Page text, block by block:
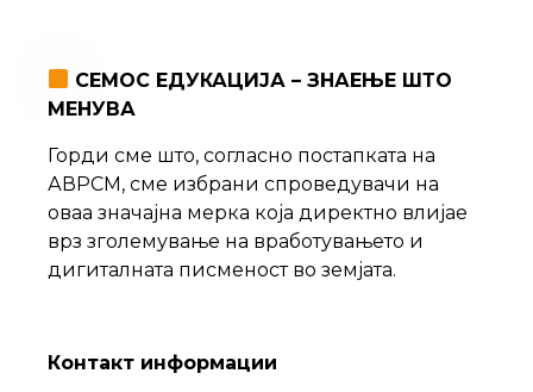
СЕМОС ЕДУКАЦИЈА – ЗНАЕЊЕ ШТО
МЕНУВА
Горди сме што, согласно постапката на
АВРСМ, сме избрани спроведувачи на
оваа значајна мерка која директно влијае
врз зголемување на вработувањето и
дигиталната писменост во земјата.
Контакт информации